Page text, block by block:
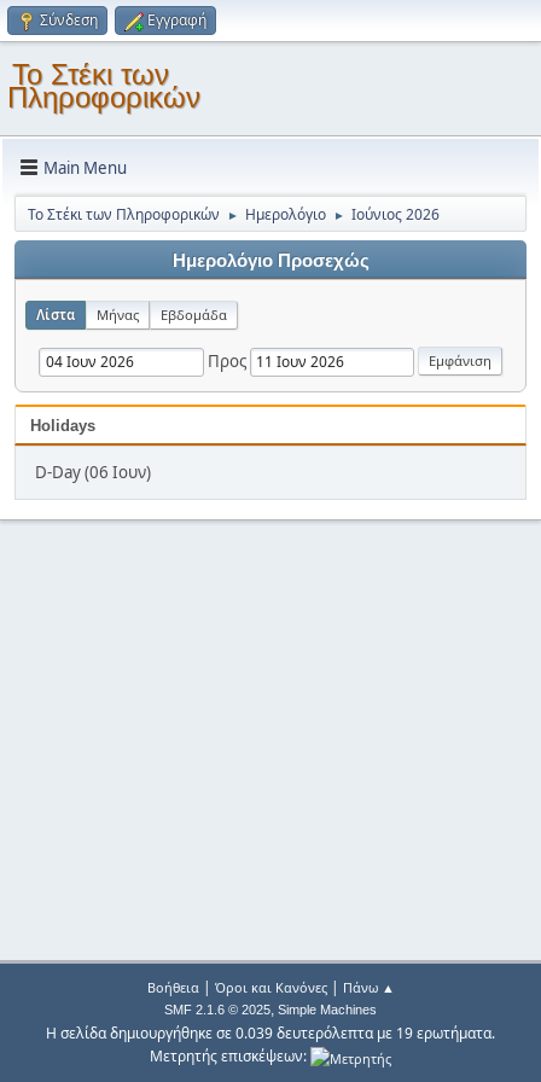
Σύνδεση Εγγραφή
Το Στέκι των
Πληροφορικών
Main Menu
Το Στέκι των Πληροφορικών ► Ημερολόγιο ► Ιούνιος 2026
Ημερολόγιο Προσεχώς
Λίστα Μήνας Εβδομάδα
Προς
Holidays
D-Day (06 Ιουν)
Βοήθεια| Όροι και Κανόνες| Πάνω ▲
SMF 2.1.6 © 2025, Simple Machines
Η σελίδα δημιουργήθηκε σε 0.039 δευτερόλεπτα με 19 ερωτήματα.
Μετρητής επισκέψεων: